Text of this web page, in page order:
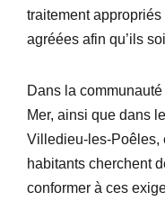
traitement
agréées afin qu’ils
Dans la
Mer, ainsi que dans
Villedieu-les-Poêles,
habitants cherchent
conformer à ces